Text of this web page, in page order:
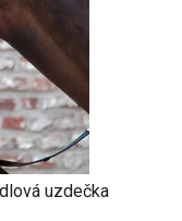
uzdečka